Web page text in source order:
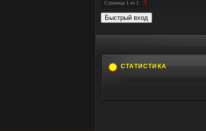
Страница 1 из 1
1
СТАТИСТИКА